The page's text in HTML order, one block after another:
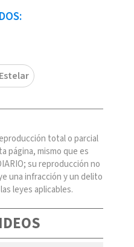
total o parcial
página, mismo que es
su reproducción no
una infracción y un delito
leyes aplicables.